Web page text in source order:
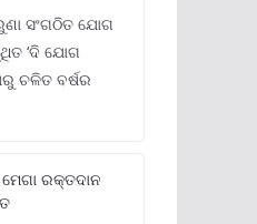
ସଂଗଠିତ ଯୋଗ
‘ଦି ଯୋଗ
ଚଳିତ ବର୍ଷର
ରକ୍ତଦାନ